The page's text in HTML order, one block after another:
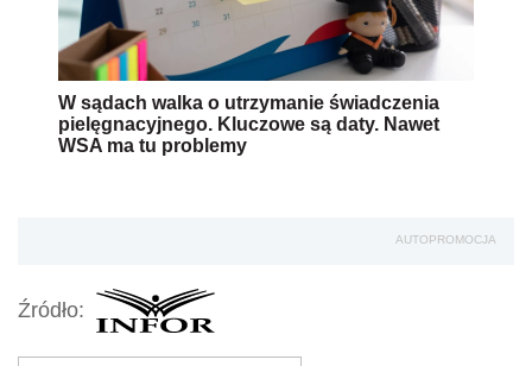
W sądach walka o utrzymanie świadczenia
pielęgnacyjnego. Kluczowe są daty. Nawet
WSA ma tu problemy
AUTOPROMOCJA
Źródło: